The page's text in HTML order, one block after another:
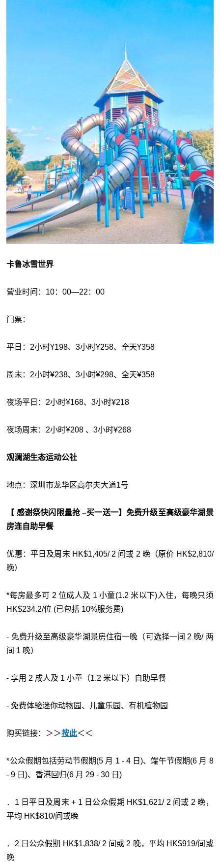
卡鲁冰雪世界
营业时间：10：00—22：00
门票：
平日：2小时¥198、3小时¥258、全天¥358
周末：2小时¥238、3小时¥298、全天¥358
夜场平日：2小时¥168、3小时¥218
夜场周末：2小时¥208 、3小时¥268
观澜湖生态运动公社
地点：深圳市龙华区高尔夫大道1号
【 感谢祭快闪限量抢 –买一送一】免费升级至高级豪华湖景
房连自助早餐
优惠：平日及周末 HK$1,405/ 2 间或 2 晚（原价 HK$2,810/
晚）
*每房最多可 2 位成人及 1 小童(1.2 米以下)入住，每晚只须
HK$234.2/位 (已包括 10%服务费)
- 免费升级至高级豪华湖景房住宿一晚（可选择一间 2 晚/ 两
间 1 晚）
- 享用 2 成人及 1 小童（1.2 米以下）自助早餐
- 免费体验迷你动物园、儿童乐园、有机植物园
购买链接：＞＞按此＜＜
*公众假期包括劳动节假期(5 月 1 - 4 日)、端午节假期(6 月 8
- 9 日)、香港回归(6 月 29 - 30 日)
．1 日平日及周末 + 1 日公众假期 HK$1,621/ 2 间或 2 晚，
平均 HK$810/间或晚
．2 日公众假期 HK$1,838/ 2 间或 2 晚，平均 HK$919/间或
晚